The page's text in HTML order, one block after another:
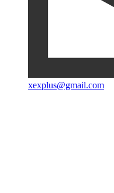
xexplus@gmail.com